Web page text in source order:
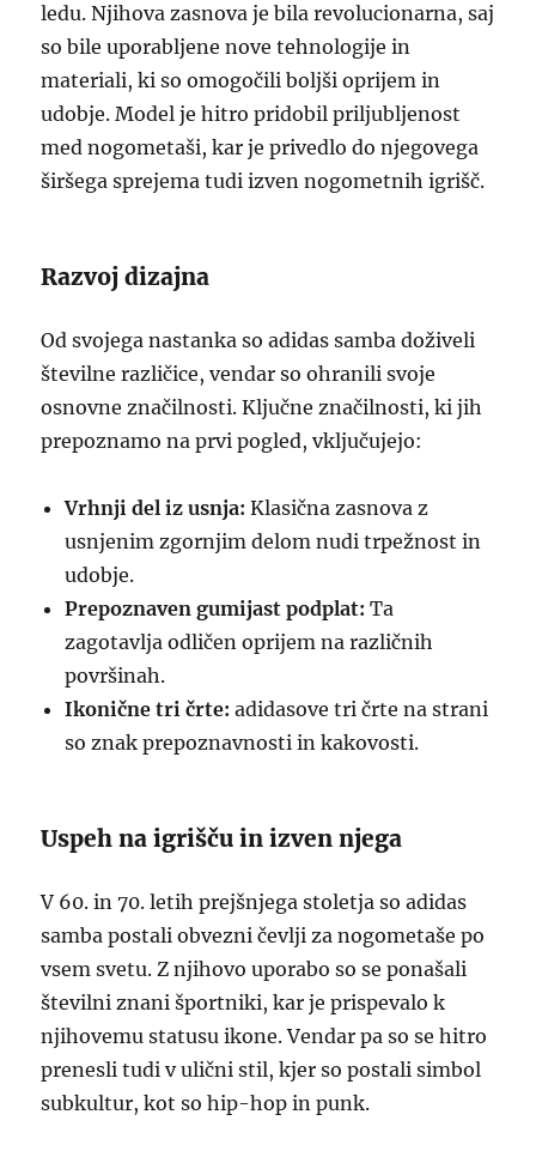
ledu. Njihova zasnova je bila revolucionarna, saj
so bile uporabljene nove tehnologije in
materiali, ki so omogočili boljši oprijem in
udobje. Model je hitro pridobil priljubljenost
med nogometaši, kar je privedlo do njegovega
širšega sprejema tudi izven nogometnih igrišč.
Razvoj dizajna
Od svojega nastanka so adidas samba doživeli
številne različice, vendar so ohranili svoje
osnovne značilnosti. Ključne značilnosti, ki jih
prepoznamo na prvi pogled, vključujejo:
Vrhnji del iz usnja: Klasična zasnova z
usnjenim zgornjim delom nudi trpežnost in
udobje.
Prepoznaven gumijast podplat: Ta
zagotavlja odličen oprijem na različnih
površinah.
Ikonične tri črte: adidasove tri črte na strani
so znak prepoznavnosti in kakovosti.
Uspeh na igrišču in izven njega
V 60. in 70. letih prejšnjega stoletja so adidas
samba postali obvezni čevlji za nogometaše po
vsem svetu. Z njihovo uporabo so se ponašali
številni znani športniki, kar je prispevalo k
njihovemu statusu ikone. Vendar pa so se hitro
prenesli tudi v ulični stil, kjer so postali simbol
subkultur, kot so hip-hop in punk.